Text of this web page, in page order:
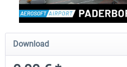
Aerosoft Mega Airport Brüssel
Download